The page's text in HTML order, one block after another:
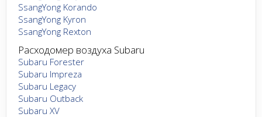
SsangYong Korando
SsangYong Kyron
SsangYong Rexton
Расходомер воздуха Subaru
Subaru Forester
Subaru Impreza
Subaru Legacy
Subaru Outback
Subaru XV